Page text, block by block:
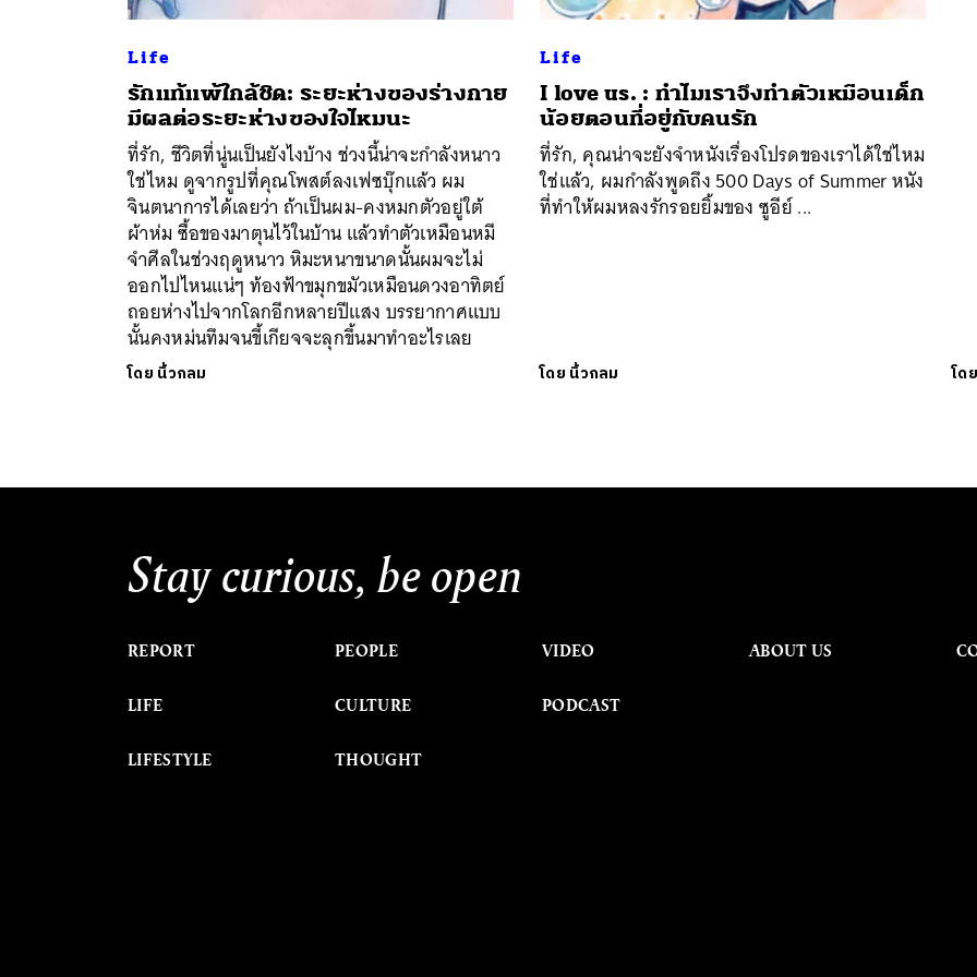
Life
รักแท้แพ้ใกล้ชิด: ระยะห่างของร่างกาย
มีผลต่อระยะห่างของใจไหมนะ
ที่รัก, ​ ชีวิตที่นู่นเป็นยังไงบ้าง ช่วงนี้น่าจะกำลังหนาว
ใช่ไหม ดูจากรูปที่คุณโพสต์ลงเฟซบุ๊กแล้ว ผม
จินตนาการได้เลยว่า ถ้าเป็นผม-คงหมกตัวอยู่ใต้
ผ้าห่ม ซื้อของมาตุนไว้ในบ้าน แล้วทำตัวเหมือนหมี
จำศีลในช่วงฤดูหนาว หิมะหนาขนาดนั้นผมจะไม่
ออกไปไหนแน่ๆ ท้องฟ้าขมุกขมัวเหมือนดวงอาทิตย์
ถอยห่างไปจากโลกอีกหลายปีแสง บรรยากาศแบบ
นั้นคงหม่นทึมจนขี้เกียจจะลุกขึ้นมาทำอะไรเลย
โดย นิ้วกลม
Life
I love us. : ทำไมเราจึงทำตัวเหมือนเด็ก
น้อยตอนที่อยู่กับคนรัก
ที่รัก, คุณน่าจะยังจำหนังเรื่องโปรดของเราได้ใช่ไหม
ใช่แล้ว, ผมกำลังพูดถึง 500 Days of Summer หนัง
ที่ทำให้ผมหลงรักรอยยิ้มของ ซูอีย์ ...
โดย นิ้วกลม โด
Stay curious, be open
REPORT
LIFE
LIFESTYLE
PEOPLE
CULTURE
THOUGHT
VIDEO
PODCAST
ABOUT US